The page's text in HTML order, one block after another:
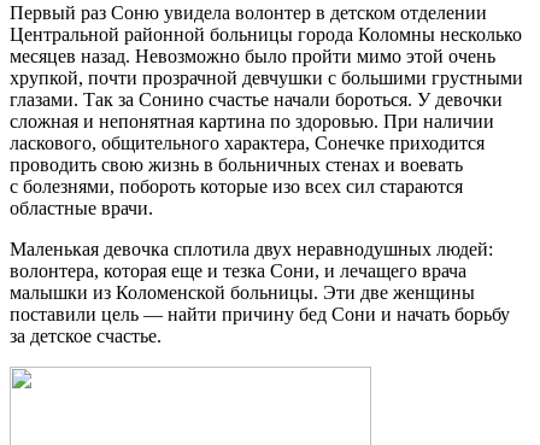
Первый раз Соню увидела волонтер в детском отделении
Центральной районной больницы города Коломны несколько
месяцев назад. Невозможно было пройти мимо этой очень
хрупкой, почти прозрачной девчушки с большими грустными
глазами. Так за Сонино счастье начали бороться. У девочки
сложная и непонятная картина по здоровью. При наличии
ласкового, общительного характера, Сонечке приходится
проводить свою жизнь в больничных стенах и воевать
с болезнями, побороть которые изо всех сил стараются
областные врачи.
Маленькая девочка сплотила двух неравнодушных людей:
волонтера, которая еще и тезка Сони, и лечащего врача
малышки из Коломенской больницы. Эти две женщины
поставили цель — найти причину бед Сони и начать борьбу
за детское счастье.